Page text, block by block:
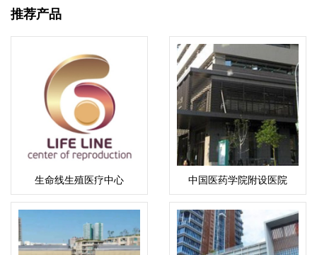
推荐产品
生命线生殖医疗中心 中国医药学院附设医院